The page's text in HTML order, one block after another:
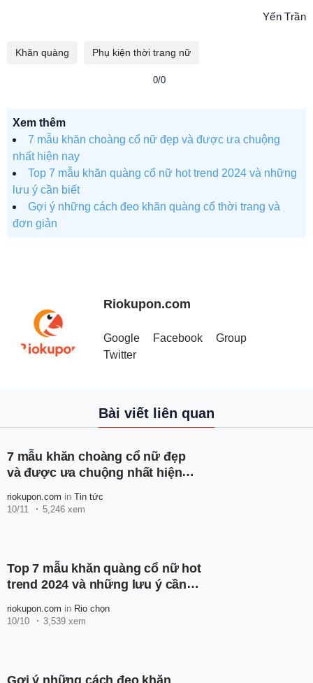
Yến Trần
Khăn quàng Phụ kiện thời trang nữ
0/0
Xem thêm
7 mẫu khăn choàng cổ nữ đẹp và được ưa chuộng
nhất hiện nay
Top 7 mẫu khăn quàng cổ nữ hot trend 2024 và những
lưu ý cần biết
Gợi ý những cách đeo khăn quàng cổ thời trang và
đơn giản
Riokupon.com
Google Facebook
Group
Twitter
Bài viết liên quan
7 mẫu khăn choàng cổ nữ đẹp
và được ưa chuộng nhất hiện
riokupon.com in Tin tức
10/11
5,246 xem
Top 7 mẫu khăn quàng cổ nữ hot
trend 2024 và những lưu ý cần
riokupon.com in Rio chọn
10/10
3,539 xem
Gợi ý những cách đeo khăn